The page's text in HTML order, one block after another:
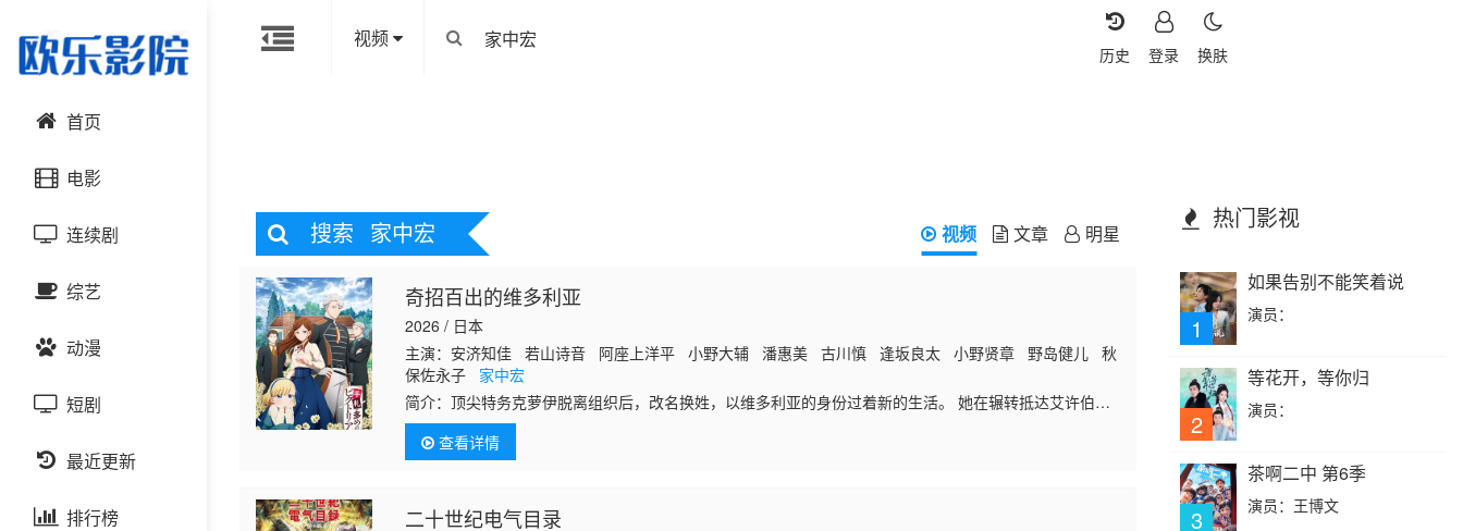
视频
换肤
登录
历史
首页
电影
动作片
喜剧片
爱情片
科幻片
恐怖片
剧情片
连续剧
国产剧
港台剧
日韩剧
欧美剧
泰国剧
综艺
大陆综艺
日韩综艺
港台综艺
欧美综艺
动漫
国产动漫
日韩动漫
欧美动漫
短剧
最近更新
排行榜
搜索 家中宏 视频 文章 明星
奇招百出的维多利亚
2026 / 日本
主演：安济知佳 若山诗音 阿座上洋平 小野大辅 潘惠美 古川慎 逢坂良太 小野贤章 野岛健儿 秋
保佐永子 家中宏
简介：顶尖特务克萝伊脱离组织后，改名换姓，以维多利亚的身份过着新的生活。 她在辗转抵达艾许伯里
王国后，遇见了被母亲遗弃的少女诺娜，以及骑士团诚实可靠的团长杰佛瑞。 杰佛瑞成为了领养诺娜的维
多利亚的身份保证人，这三个各自背负着伤痛过去的人，逐渐成为彼此生命中不可或缺的存在。 维多利亚
所梦寐以求的幸福，最终会去往何处呢？
查看详情
二十世纪电气目录
热门影视
1
如果告别不能笑着说
演员：
2
等花开，等你归
演员：
3
茶啊二中 第6季
演员：王博文